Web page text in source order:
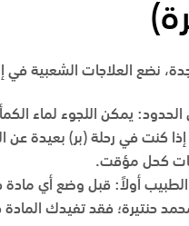
، نضع العلاجات الشعبية في
: يمكن اللجوء لماء
إذا كنت في رحلة (بر) بعيدة
كحل مؤقت.
أولاً: قبل وضع أي مادة
حنتيرة؛ فقد تفيدك